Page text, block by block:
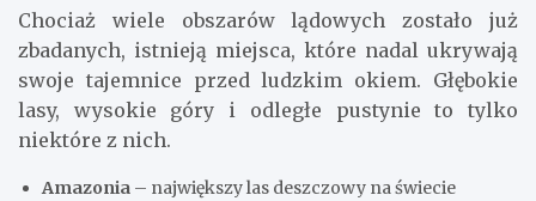
Chociaż wiele obszarów lądowych zostało już
zbadanych, istnieją miejsca, które nadal ukrywają
swoje tajemnice przed ludzkim okiem. Głębokie
lasy, wysokie góry i odległe pustynie to tylko
niektóre z nich.
Amazonia – największy las deszczowy na świecie